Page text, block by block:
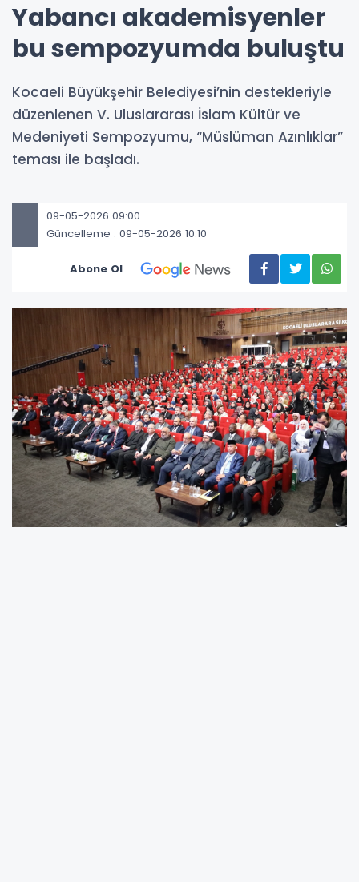
Yabancı akademisyenler
bu sempozyumda buluştu
Kocaeli Büyükşehir Belediyesi’nin destekleriyle
düzenlenen V. Uluslararası İslam Kültür ve
Medeniyeti Sempozyumu, “Müslüman Azınlıklar”
teması ile başladı.
09-05-2026 09:00
Güncelleme : 09-05-2026 10:10
Abone Ol